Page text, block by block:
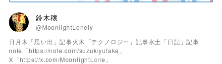
鈴木穣
@MoonlightLoneiy
日月木「思い出」記事火木「テクノロジー」記事水土「日記」記事
note「https://note.com/suzukiyutaka」
X「https://x.com/MoonlightLone」